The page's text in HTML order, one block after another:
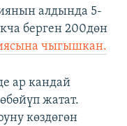
алдында 5-
берген 200дөн
чыгышкан.
ар кандай
жатат.
көздөгөн